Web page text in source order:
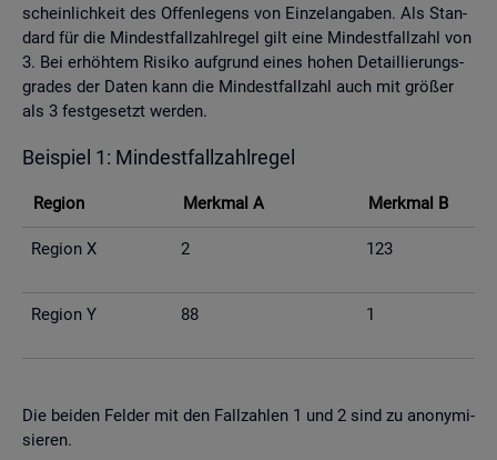
schein­lich­keit des Of­fen­le­gens von Ein­zel­an­ga­ben. Als Stan­
dard für die Min­dest­fall­zahl­re­gel gilt eine Min­dest­fall­zahl von
3. Bei er­höh­tem Ri­si­ko auf­grund eines hohen De­tail­lie­rungs­
gra­des der Daten kann die Min­dest­fall­zahl auch mit grö­ßer
als 3 fest­ge­setzt wer­den.
Bei­spiel 1: Min­dest­fall­zahl­re­gel
Re­gi­on Merk­mal A Merk­mal B
Re­gi­on X 2 123
Re­gi­on Y 88 1
Die bei­den Fel­der mit den Fall­zah­len 1 und 2 sind zu an­ony­mi­
sie­ren.